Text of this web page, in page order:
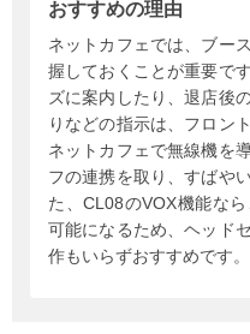
おすすめの理由
ネットカフェでは、ブー
握しておくことが重要で
ズに案内したり、退店後
りなどの指示は、フロン
ネットカフェで無線機を
フの連携を取り、すばや
た、CL08のVOX機能な
可能になるため、ヘッド
作もいらずおすすめです。